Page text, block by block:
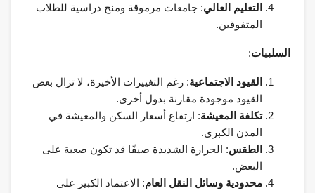
التعليم العالي: جامعات مرموقة ومنح دراسية للطلاب
المتفوقين.
السلبيات:
القيود الاجتماعية: رغم التغييرات الأخيرة، لا تزال بعض
القيود موجودة مقارنة بدول أخرى.
تكلفة المعيشة: ارتفاع أسعار السكن والمعيشة في
المدن الكبرى.
الطقس: الحرارة الشديدة صيفًا قد تكون صعبة على
البعض.
محدودية وسائل النقل العام: الاعتماد الكبير على